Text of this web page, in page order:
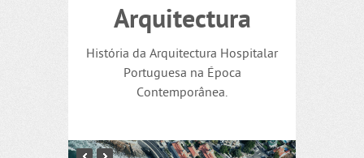
Arquitectura
História da Arquitectura Hospitalar
Portuguesa na Época
Contemporânea.